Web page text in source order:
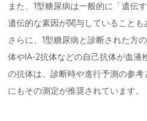
また、1型糖尿病は一般的に「遺伝
遺伝的な素因が関与していることも
さらに、1型糖尿病と診断された方
体やIA-2抗体などの自己抗体が血液
の抗体は、診断時や進行予測の参
にもその測定が推奨されています。